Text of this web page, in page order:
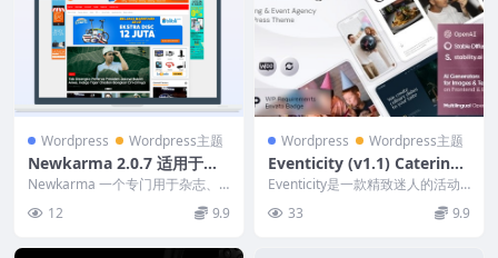
Wordpress Wordpress主题
Newkarma 2.0.7 适用于杂
志、新闻或印度尼西亚新闻网
站的特殊 wordpress 主题
Newkarma 一个专门用于杂志、
新闻或印度尼西亚新闻网站的 wor
dpres...
12 9.9
Wordpress Wordpress主题
Eventicity (v1.1) Catering
& Event Agency WordPres
s Theme 餐饮和会议 Word
Press 主题
Eventicity是一款精致迷人的活动
策划及餐饮 WordPress 主题，
设...33 9.9